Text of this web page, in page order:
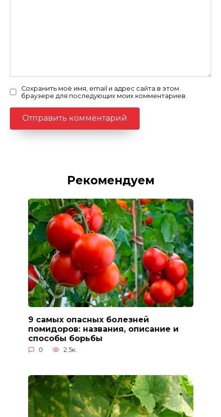
Сохранить моё имя, email и адрес сайта в этом
браузере для последующих моих комментариев.
Рекомендуем
9 самых опасных болезней
помидоров: названия, описание и
способы борьбы
0 2.5к.